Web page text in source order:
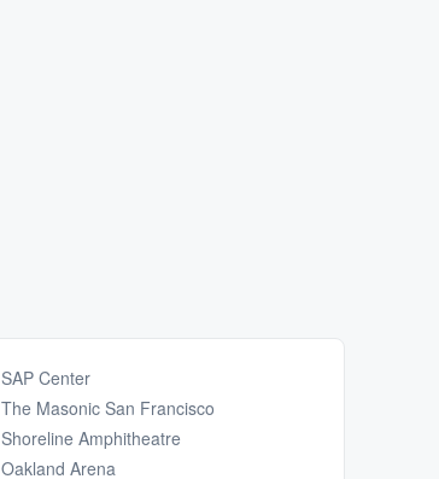
SAP Center
The Masonic San Francisco
Shoreline Amphitheatre
Oakland Arena